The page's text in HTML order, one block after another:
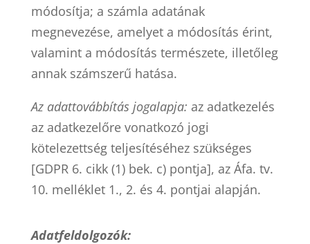
módosítja; a számla adatának
megnevezése, amelyet a módosítás érint,
valamint a módosítás természete, illetőleg
annak számszerű hatása.
Az adattovábbítás jogalapja: az adatkezelés
az adatkezelőre vonatkozó jogi
kötelezettség teljesítéséhez szükséges
[GDPR 6. cikk (1) bek. c) pontja], az Áfa. tv.
10. melléklet 1., 2. és 4. pontjai alapján.
Adatfeldolgozók: